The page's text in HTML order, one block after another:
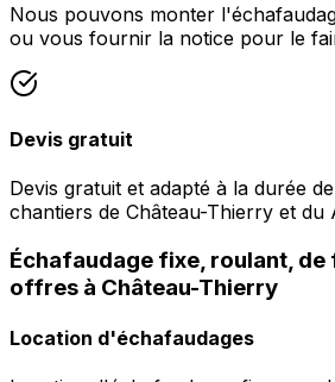
Nous pouvons monter
ou vous fournir la notice pour le
Devis gratuit
Devis gratuit et adapté à la durée
chantiers de Château-Thierry et du
Échafaudage fixe, roulant, de
offres à Château-Thierry
Location d'échafaudages